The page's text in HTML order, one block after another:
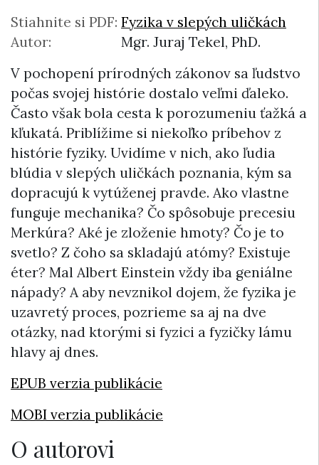
Stiahnite si PDF: Fyzika v slepých uličkách
Autor:
Mgr. Juraj Tekel, PhD.
V pochopení prírodných zákonov sa ľudstvo
počas svojej histórie dostalo veľmi ďaleko.
Často však bola cesta k porozumeniu ťažká a
kľukatá. Priblížime si niekoľko príbehov z
histórie fyziky. Uvidíme v nich, ako ľudia
blúdia v slepých uličkách poznania, kým sa
dopracujú k vytúženej pravde. Ako vlastne
funguje mechanika? Čo spôsobuje precesiu
Merkúra? Aké je zloženie hmoty? Čo je to
svetlo? Z čoho sa skladajú atómy? Existuje
éter? Mal Albert Einstein vždy iba geniálne
nápady? A aby nevznikol dojem, že fyzika je
uzavretý proces, pozrieme sa aj na dve
otázky, nad ktorými si fyzici a fyzičky lámu
hlavy aj dnes.
EPUB verzia publikácie
MOBI verzia publikácie
O autorovi